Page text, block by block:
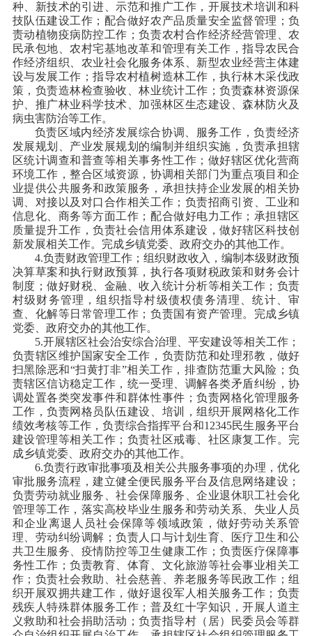
种、新技术的引进、示范和推广工作，开展技术培训和科
技队伍建设工作；配合做好农产品质量安全监督管理；负
责动植物疫病防控工作；负责农村合作经济经营管理、农
民承包地、农村宅基地改革和管理有关工作，指导农民合
作经济组织、农业社会化服务体系、新型农业经营主体建
设与发展工作；指导农村植树造林工作，执行林木采伐政
策，负责造林检查验收、林业统计工作；负责森林资源保
护、推广林业科学技术、加强林区生态建设、森林防火及
病虫害防治等工作。
负责区域内经济发展综合协调、服务工作，负责经济
发展规划、产业发展规划的编制并组织实施，负责承担辖
区统计调查和普查等相关事务性工作；做好辖区优化营商
环境工作，整合区域资源，协调相关部门为重点项目和企
业提供公共服务和政策服务，承担扶持企业发展的相关协
调、对接以及对口合作相关工作；负责招商引资、工业和
信息化、商务等方面工作；配合做好电力工作；承担辖区
质量提升工作，负责社会信用体系建设，做好辖区科技创
新发展相关工作。完成乡镇党委、政府交办的其他工作。
4.负责财政管理工作；组织财政收入，编制本级财政预
决算草案和执行财政预算，执行各项财税政策和财务会计
制度；做好财税、金融、收入统计分析等相关工作；负责
村级财务管理，组织指导村级债权债务清理、统计、审
查、化解等日常管理工作；负责国有资产管理。完成乡镇
党委、政府交办的其他工作。
5.开展辖区社会治安综合治理、平安建设等相关工作；
负责辖区维护国家安全工作，负责防范和处理邪教，做好
扫黑除恶和“扫黄打非”相关工作，排查防范重大风险；负
责辖区信访稳定工作，统一受理、调解各类矛盾纠纷，协
调处置各类突发事件和群体性事件；负责网格化管理服务
工作，负责网格员队伍建设、培训，组织开展网格化工作
绩效考核等工作，负责综合指挥平台和12345民生服务平台
建设管理等相关工作；负责社区戒毒、社区康复工作。完
成乡镇党委、政府交办的其他工作。
6.负责行政审批事项及相关公共服务事项的办理，优化
审批服务流程，建立健全便民服务平台及信息网络建设；
负责劳动就业服务、社会保障服务、企业退休职工社会化
管理等工作，落实高校毕业生服务和劳动关系、失业人员
和企业离退人员社会保障等领域政策，做好劳动关系管
理、劳动纠纷调解；负责人口与计划生育、医疗卫生和公
共卫生服务、疫情防控等卫生健康工作；负责医疗保障事
务性工作；负责教育、体育、文化旅游等社会事业相关工
作；负责社会救助、社会慈善、养老服务等民政工作；组
织开展双拥共建工作，做好退役军人相关服务工作；负责
残疾人特殊群体服务工作；普及红十字知识，开展人道主
义救助和社会捐助活动；负责指导村（居）民委员会等群